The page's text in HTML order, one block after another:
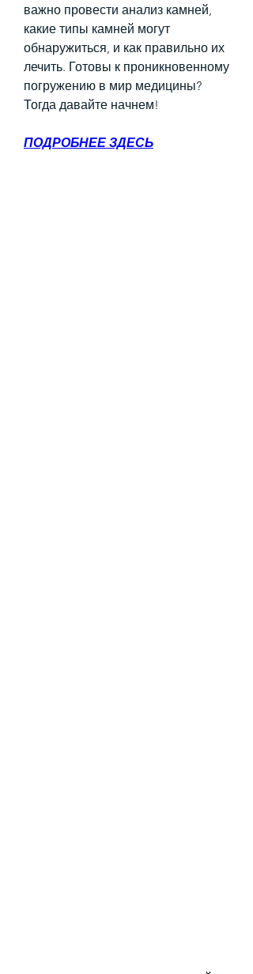
важно провести анализ камней,
какие типы камней могут
обнаружиться, и как правильно их
лечить. Готовы к проникновенному
погружению в мир медицины?
Тогда давайте начнем!
ПОДРОБНЕЕ ЗДЕСЬ